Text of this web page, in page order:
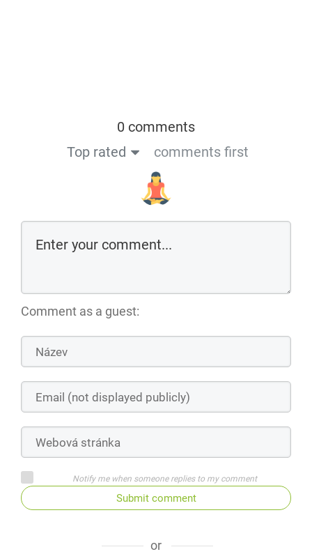
0 comments
Top rated
comments first
Comment as a guest:
Notify me when someone replies to my comment
Submit comment
or